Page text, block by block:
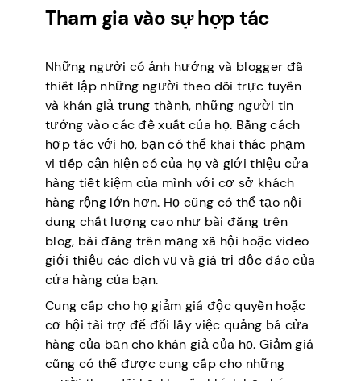
Tham gia vào sự hợp tác
Những người có ảnh hưởng và blogger đã
thiết lập những người theo dõi trực tuyến
và khán giả trung thành, những người tin
tưởng vào các đề xuất của họ. Bằng cách
hợp tác với họ, bạn có thể khai thác phạm
vi tiếp cận hiện có của họ và giới thiệu cửa
hàng tiết kiệm của mình với cơ sở khách
hàng rộng lớn hơn. Họ cũng có thể tạo nội
dung chất lượng cao như bài đăng trên
blog, bài đăng trên mạng xã hội hoặc video
giới thiệu các dịch vụ và giá trị độc đáo của
cửa hàng của bạn.
Cung cấp cho họ giảm giá độc quyền hoặc
cơ hội tài trợ để đổi lấy việc quảng bá cửa
hàng của bạn cho khán giả của họ. Giảm giá
cũng có thể được cung cấp cho những